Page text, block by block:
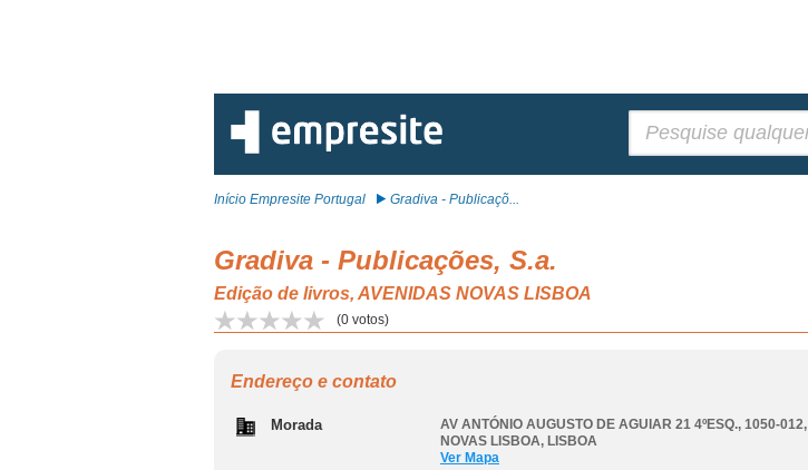
Início Empresite Portugal Gradiva - Publicaçõ...
Gradiva - Publicações, S.a.
Edição de livros, AVENIDAS NOVAS LISBOA
(0 votos)
Endereço e contato
Morada AV ANTÓNIO AUGUSTO DE AGUIAR 21 4ºESQ., 1050-012,
NOVAS LISBOA, LISBOA
Ver Mapa